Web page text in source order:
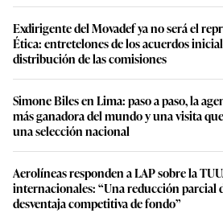
Exdirigente del Movadef ya no será el
Ética: entretelones de los acuerdos
distribución de las comisiones
Simone Biles en Lima: paso a paso, la
más ganadora del mundo y una visita
una selección nacional
Aerolíneas responden a LAP sobre la
internacionales: “Una reducción parcial
desventaja competitiva de fondo”